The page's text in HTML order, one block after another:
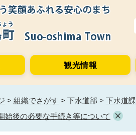
観光情報
> 組織でさがす > 下水道部 > 下水道課
始後の必要な手続き等について